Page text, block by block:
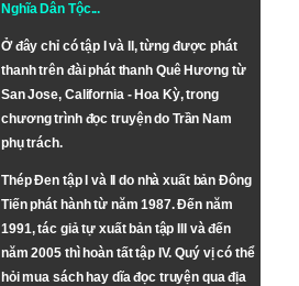
Nghĩa Dân Tộc...
Ở đây chỉ có tập I và II, từng được phát
thanh trên đài phát thanh Quê Hương từ
San Jose, California - Hoa Kỳ, trong
chương trình đọc truyện do Trần Nam
phụ trách.
Thép Đen tập I và II do nhà xuất bản Đông
Tiến phát hành từ năm 1987. Đến năm
1991, tác giả tự xuất bản tập III và đến
năm 2005 thì hoàn tất tập IV. Quý vị có thể
hỏi mua sách hay dĩa đọc truyện qua địa